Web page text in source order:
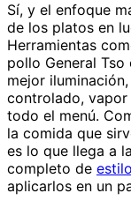
Sí, y el enfoque
de los platos en
Herramientas
pollo General
mejor
controlado,
todo el menú.
la comida que
es lo que llega a
completo de
aplicarlos en un